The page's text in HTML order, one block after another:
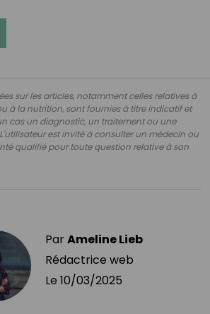
sur les articles, notamment celles relatives à
à la nutrition, sont fournies à titre indicatif et
cas un diagnostic, un traitement ou une
est invité à consulter un médecin ou
qualifié pour toute question relative à son
ParAmeline Lieb
Rédactrice web
Le 10/03/2025